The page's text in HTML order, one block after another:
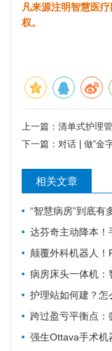
凡来源注明智慧医
权。
上一篇： 清单式护理管
下一篇： 对话 | 做“金
相关文章
“智慧病房”到底有
达芬奇主动降本！手术机器
颠覆外科机器人！FDA正式
病房床头一体机：
护理站如何建？怎么管？上
跨过盈亏平衡点：微创机器
强生Ottava手术机